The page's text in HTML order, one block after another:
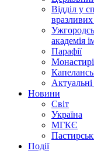
Відділ у
вразливих
академія
Парафії
Монастирі
Новини
Світ
Україна
МГКЄ
Події